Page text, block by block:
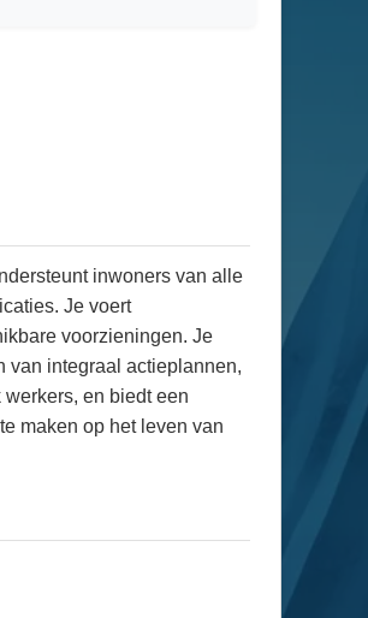
inwoners van alle
Je voert
voorzieningen. Je
van integraal actieplannen,
en biedt een
maken op het leven van